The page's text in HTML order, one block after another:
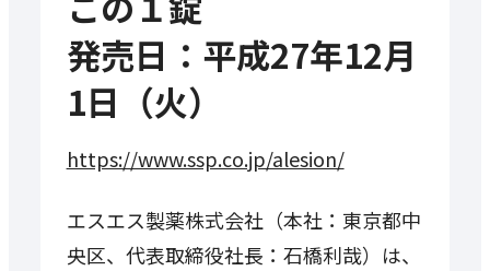
発売日：平成27年12月
1日（火）
https://www.ssp.co.jp/alesion/
エスエス製薬株式会社（本社：東京都中
央区、代表取締役社長：石橋利哉）は、